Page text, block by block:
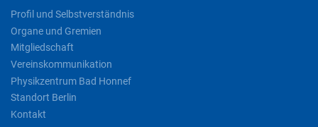
Profil und Selbstverständnis
Organe und Gremien
Mitgliedschaft
Vereinskommunikation
Physikzentrum Bad Honnef
Standort Berlin
Kontakt